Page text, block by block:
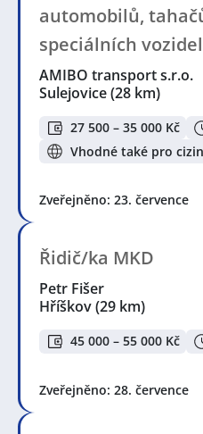
automobilů,
speciálních vozidel
AMIBO transport s.r.o.
Sulejovice(28 km)
27 500 – 35 000 Kč
Vhodné také pro
Zveřejněno: 23. července
Řidič/ka MKD
Petr Fišer
Hříškov(29 km)
45 000 – 55 000 Kč
Zveřejněno: 28. července